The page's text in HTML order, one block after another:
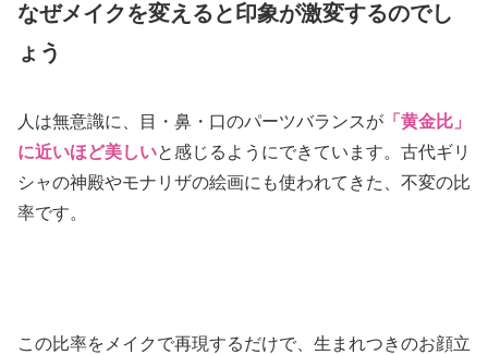
なぜメイクを変えると印象が激変するのでし
ょう
人は無意識に、目・鼻・口のパーツバランスが 「黄金比」
に近いほど美しいと感じるようにできています。古代ギリ
シャの神殿やモナリザの絵画にも使われてきた、不変の比
率です。
この比率をメイクで再現するだけで、生まれつきのお顔立